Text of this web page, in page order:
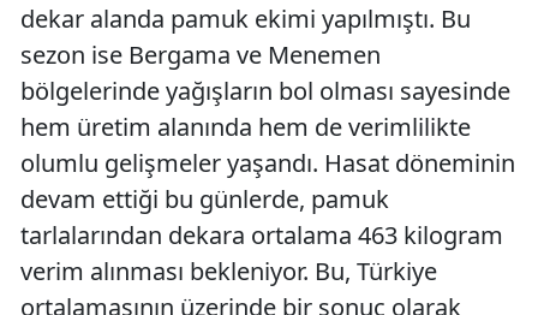
dekar alanda pamuk ekimi yapılmıştı. Bu
sezon ise Bergama ve Menemen
bölgelerinde yağışların bol olması sayesinde
hem üretim alanında hem de verimlilikte
olumlu gelişmeler yaşandı. Hasat döneminin
devam ettiği bu günlerde, pamuk
tarlalarından dekara ortalama 463 kilogram
verim alınması bekleniyor. Bu, Türkiye
ortalamasının üzerinde bir sonuç olarak